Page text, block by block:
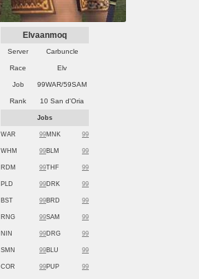
Elvaanmoq
Server Carbuncle
Race Elv
Job 99WAR/59SAM
Rank 10 San d'Oria
Jobs
WAR 99MNK 99
WHM 99BLM 99
RDM 99THF 99
PLD 99DRK 99
BST 99BRD 99
RNG 99SAM 99
NIN 99DRG 99
SMN 99BLU 99
COR 99PUP 99